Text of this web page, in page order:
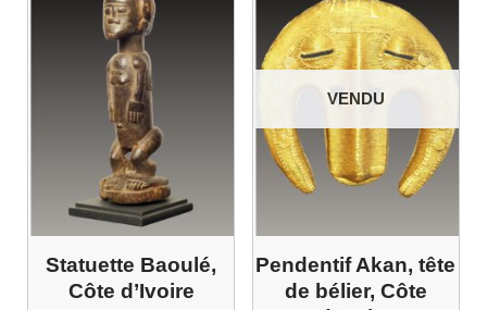
Statuette Baoulé,
Côte d’Ivoire
VENDU
Pendentif Akan, tête
de bélier, Côte